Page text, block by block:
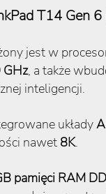
T14 Gen
jest w
GHz, a także
inteligencji.
układy
nawet 8K.
pamięci RAM